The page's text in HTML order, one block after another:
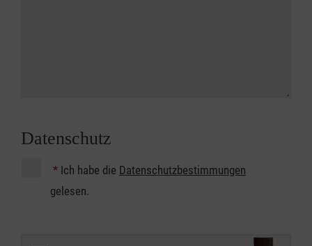
Datenschutz
* Ich habe die Datenschutzbestimmungen
gelesen.